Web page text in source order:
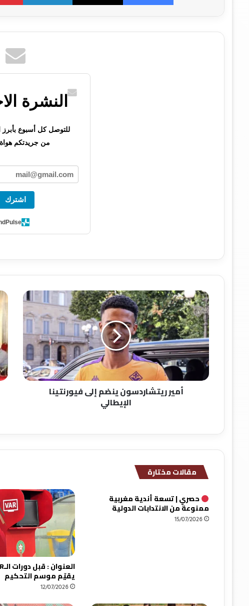
النشرة
للتوصل كل أسبوع بأبرز
من جريدتكم
اشترك
أمير
ريتشاردسون
ينضم
إلى
فيورنتينا
الإيطالي
أمير ريتشاردسون ينضم إلى فيورنتينا
الإيطالي
مقالات مختارة
حصري | تسعة أندية مغربية
ممنوعة من الانتدابات الدولية
15/07/2026
يقيّم موسم التحكيم
12/07/2026